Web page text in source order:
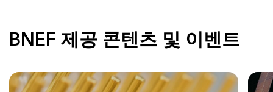
BNEF 제공 콘텐츠 및 이벤트